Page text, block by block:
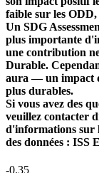
faible sur les
Un SDG
plus importante
une contribution
Durable.
aura — un impact
plus durables.
Si vous avez des
veuillez contacter
d'informations sur
des données : ISS
-0.35